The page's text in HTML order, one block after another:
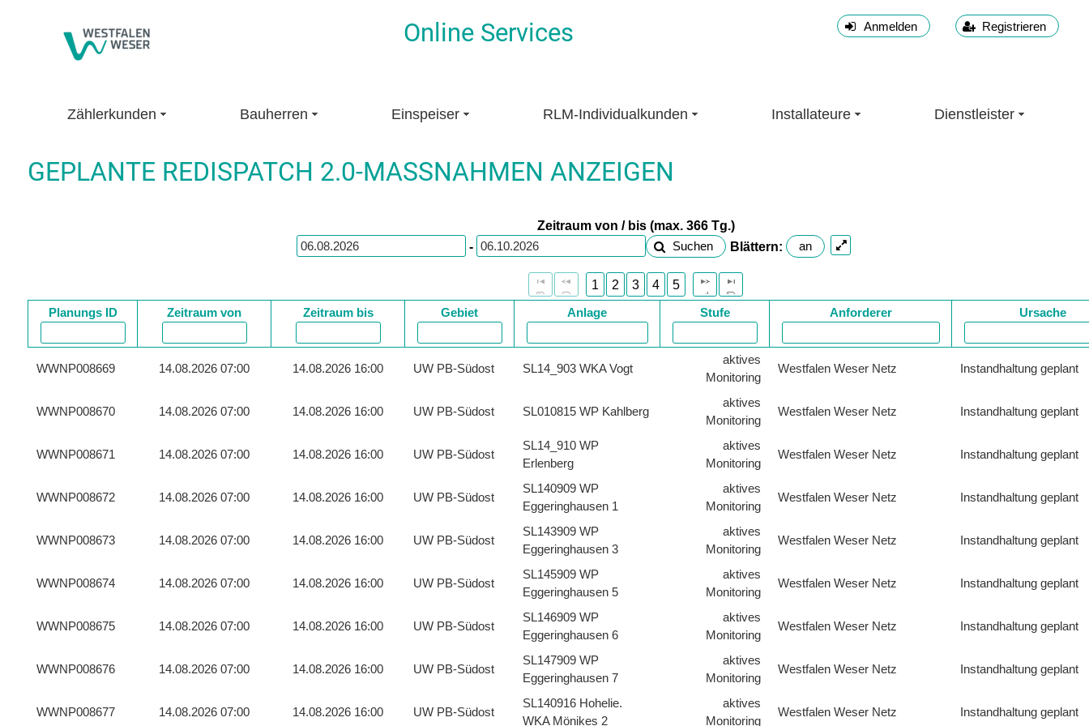
Online Services Anmelden Registrieren
Zählerkunden Bauherren Einspeiser RLM-Individualkunden Installateure Dienstleister
GEPLANTE REDISPATCH 2.0-MASSNAHMEN ANZEIGEN
Zeitraum von / bis (max. 366 Tg.)
-
Suchen Blättern: an
1 2 3 4 5
Planungs ID Zeitraum von Zeitraum bis Gebiet Anlage Stufe Anforderer Ursache
WWNP008669 14.08.2026 07:00 14.08.2026 16:00 UW PB-Südost SL14_903 WKA Vogt
aktives
Monitoring
Westfalen Weser Netz Instandhaltung geplant
WWNP008670 14.08.2026 07:00 14.08.2026 16:00 UW PB-Südost SL010815 WP Kahlberg
aktives
Monitoring
Westfalen Weser Netz Instandhaltung geplant
WWNP008671 14.08.2026 07:00 14.08.2026 16:00 UW PB-Südost
SL14_910 WP
Erlenberg
aktives
Monitoring
Westfalen Weser Netz Instandhaltung geplant
WWNP008672 14.08.2026 07:00 14.08.2026 16:00 UW PB-Südost
SL140909 WP
Eggeringhausen 1
aktives
Monitoring
Westfalen Weser Netz Instandhaltung geplant
WWNP008673 14.08.2026 07:00 14.08.2026 16:00 UW PB-Südost
SL143909 WP
Eggeringhausen 3
aktives
Monitoring
Westfalen Weser Netz Instandhaltung geplant
WWNP008674 14.08.2026 07:00 14.08.2026 16:00 UW PB-Südost
SL145909 WP
Eggeringhausen 5
aktives
Monitoring
Westfalen Weser Netz Instandhaltung geplant
WWNP008675 14.08.2026 07:00 14.08.2026 16:00 UW PB-Südost
SL146909 WP
Eggeringhausen 6
aktives
Monitoring
Westfalen Weser Netz Instandhaltung geplant
WWNP008676 14.08.2026 07:00 14.08.2026 16:00 UW PB-Südost
SL147909 WP
Eggeringhausen 7
aktives
Monitoring
Westfalen Weser Netz Instandhaltung geplant
WWNP008677 14.08.2026 07:00 14.08.2026 16:00 UW PB-Südost
SL140916 Hohelie.
WKA Mönikes 2
aktives
Monitoring
Westfalen Weser Netz Instandhaltung geplant